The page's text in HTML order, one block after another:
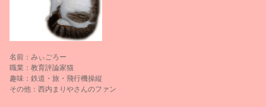
名前：みぃごろー
職業：教育評論家猫
趣味：鉄道・旅・飛行機操縦
その他：西内まりやさんのファン